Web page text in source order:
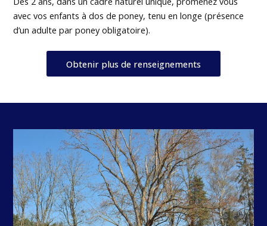
avec vos enfants à dos de poney, tenu en longe (présence
d’un adulte par poney obligatoire).
Obtenir plus de renseignements